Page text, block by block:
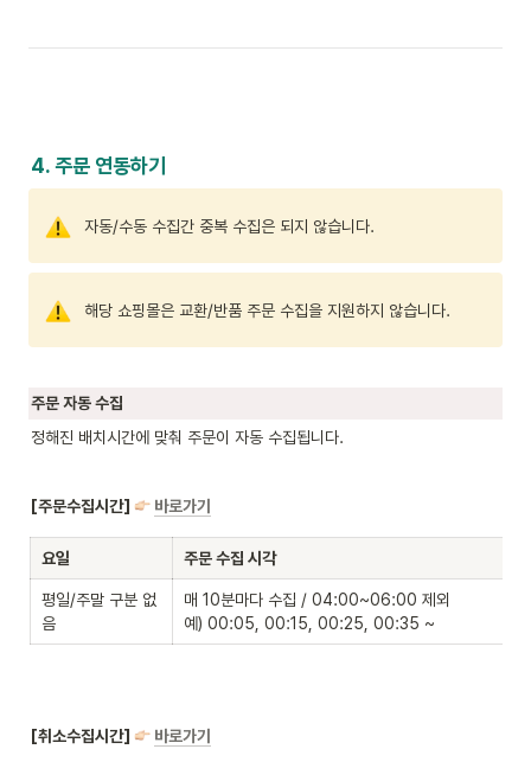
4. 주문 연동하기
자동/수동 수집간 중복 수집은 되지 않습니다.
해당 쇼핑몰은 교환/반품 주문 수집을 지원하지 않습니다.
주문 자동 수집
정해진 배치시간에 맞춰 주문이 자동 수집됩니다.
[주문수집시간] 바로가기
요일 주문 수집 시각
평일/주말 구분 없
음
매 10분마다 수집 / 04:00~06:00 제외
예) 00:05, 00:15, 00:25, 00:35 ~
[취소수집시간] 바로가기